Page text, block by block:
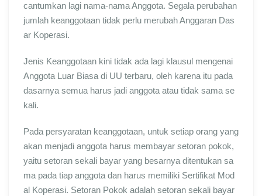
cantumkan lagi nama-nama Anggota. Segala perubahan
jumlah keanggotaan tidak perlu merubah Anggaran Das
ar Koperasi.
Jenis Keanggotaan kini tidak ada lagi klausul mengenai
Anggota Luar Biasa di UU terbaru, oleh karena itu pada
dasarnya semua harus jadi anggota atau tidak sama se
kali.
Pada persyaratan keanggotaan, untuk setiap orang yang
akan menjadi anggota harus membayar setoran pokok,
yaitu setoran sekali bayar yang besarnya ditentukan sa
ma pada tiap anggota dan harus memiliki Sertifikat Mod
al Koperasi. Setoran Pokok adalah setoran sekali bayar